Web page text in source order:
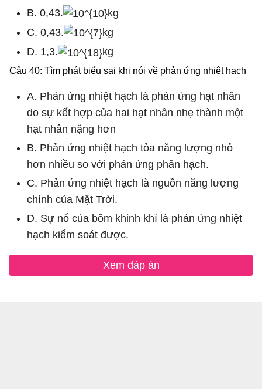
B. 0,43.
kg
C. 0,43.
kg
D. 1,3.
kg
Câu 40: Tìm phát biểu sai khi nói về phản ứng nhiệt hạch
A. Phản ứng nhiệt hạch là phản ứng hạt nhân
do sự kết hợp của hai hạt nhân nhẹ thành một
hạt nhân nặng hơn
B. Phản ứng nhiệt hạch tỏa năng lượng nhỏ
hơn nhiều so với phản ứng phân hạch.
C. Phản ứng nhiệt hạch là nguồn năng lượng
chính của Mặt Trời.
D. Sự nổ của bôm khinh khí là phản ứng nhiệt
hạch kiểm soát được.
Xem đáp án